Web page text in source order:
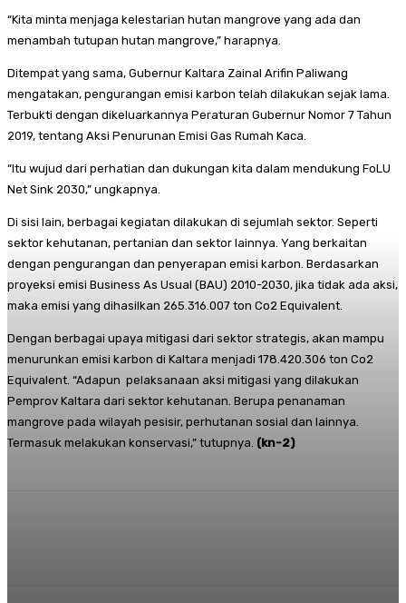
“Kita minta menjaga kelestarian hutan mangrove yang ada dan
menambah tutupan hutan mangrove,” harapnya.
Ditempat yang sama, Gubernur Kaltara Zainal Arifin Paliwang
mengatakan, pengurangan emisi karbon telah dilakukan sejak lama.
Terbukti dengan dikeluarkannya Peraturan Gubernur Nomor 7 Tahun
2019, tentang Aksi Penurunan Emisi Gas Rumah Kaca.
“Itu wujud dari perhatian dan dukungan kita dalam mendukung FoLU
Net Sink 2030,” ungkapnya.
Di sisi lain, berbagai kegiatan dilakukan di sejumlah sektor. Seperti
sektor kehutanan, pertanian dan sektor lainnya. Yang berkaitan
dengan pengurangan dan penyerapan emisi karbon. Berdasarkan
proyeksi emisi Business As Usual (BAU) 2010-2030, jika tidak ada aksi,
maka emisi yang dihasilkan 265.316.007 ton Co2 Equivalent.
Dengan berbagai upaya mitigasi dari sektor strategis, akan mampu
menurunkan emisi karbon di Kaltara menjadi 178.420.306 ton Co2
Equivalent. “Adapun pelaksanaan aksi mitigasi yang dilakukan
Pemprov Kaltara dari sektor kehutanan. Berupa penanaman
mangrove pada wilayah pesisir, perhutanan sosial dan lainnya.
Termasuk melakukan konservasi,” tutupnya. (kn-2)